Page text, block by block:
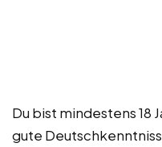
Du bist mindestens 18
gute